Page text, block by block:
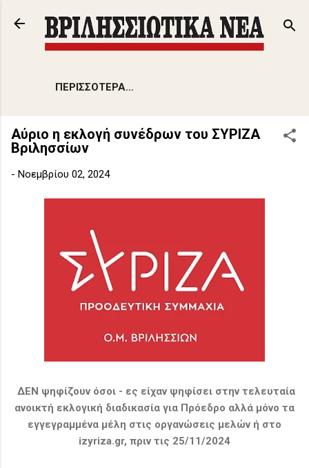
Μετάβαση στο κύριο περιεχόμενο
ΠΕΡΙΣΣΌΤΕΡΑ…
Αύριο η εκλογή συνέδρων του ΣΥΡΙΖΑ
Βριλησσίων
- Νοεμβρίου 02, 2024
ΔΕΝ ψηφίζουν όσοι - ες είχαν ψηφίσει στην τελευταία
ανοικτή εκλογική διαδικασία για Πρόεδρο αλλά μόνο τα
εγγεγραμμένα μέλη στις οργανώσεις μελών ή στο
izyriza.gr, πριν τις 25/11/2024